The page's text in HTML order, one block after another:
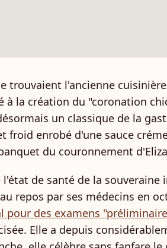
trouvaient l'ancienne
à la création du "coronation
un classique de la
froid enrobé d'une sauce
du couronnement
l'état de santé de la souveraine
repos par ses médecins en
pour des examens
Elle a depuis